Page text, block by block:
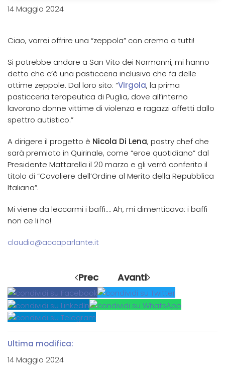
Ultima modifica:
14 Maggio 2024
14 Maggio 2024
Ciao, vorrei offrire una “zeppola” con crema a tutti!
Si potrebbe andare a San Vito dei Normanni, mi hanno
detto che c’è una pasticceria inclusiva che fa delle
ottime zeppole. Dal loro sito: “Virgola, la prima
pasticceria terapeutica di Puglia, dove all’interno
lavorano donne vittime di violenza e ragazzi affetti dallo
spettro autistico.”
A dirigere il progetto è Nicola Di Lena, pastry chef che
sarà premiato in Quirinale, come “eroe quotidiano” dal
Presidente Mattarella il 20 marzo e gli verrà conferito il
titolo di “Cavaliere dell’Ordine al Merito della Repubblica
Italiana”.
Mi viene da leccarmi i baffi…. Ah, mi dimenticavo: i baffi
non ce li ho!
claudio@accaparlante.it
Prec Avanti